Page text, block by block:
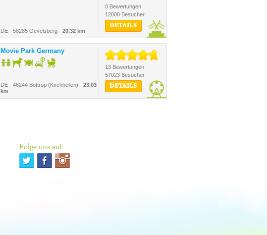
DE - 58285 Gevelsberg - 20.32 km
0 Bewertungen
12008 Besucher
DETAILS
Movie Park Germany
DE - 46244 Bottrop (Kirchhellen) - 23.03
km
13 Bewertungen
57023 Besucher
DETAILS
Folge uns auf: